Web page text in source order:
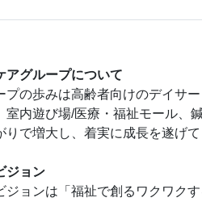
アグループについて
プの歩みは高齢者向けのデイサ
室内遊び場/医療・福祉モール、
りで増大し、着実に成長を遂げて
ジョン
ジョンは「福祉で創るワクワク